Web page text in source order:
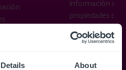
Details About
información
propiedades
cómo desea